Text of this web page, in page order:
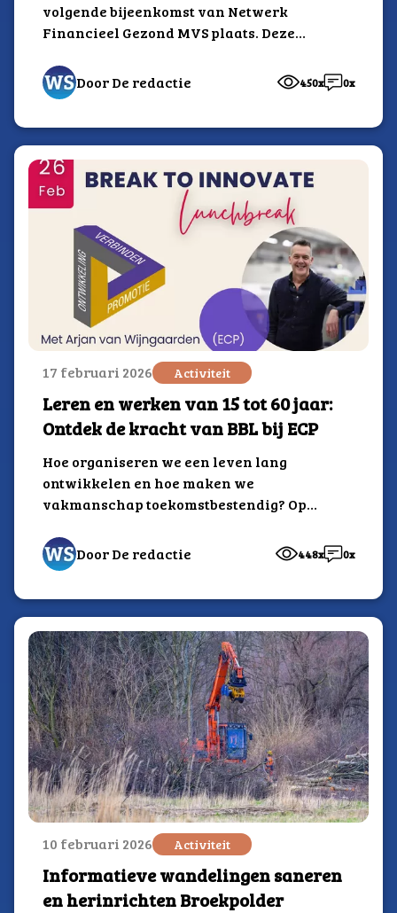
volgende bijeenkomst van Netwerk
Financieel Gezond MVS plaats. Deze
Door De redactie
450x 0x
17 februari 2026 Activiteit
Leren en werken van 15 tot 60 jaar:
Ontdek de kracht van BBL bij ECP
Hoe organiseren we een leven lang
ontwikkelen en hoe maken we
vakmanschap toekomstbestendig? Op
Break to Innovate lunchbreak...
Door De redactie 448x 0x
10 februari 2026 Activiteit
Informatieve wandelingen saneren
en herinrichten Broekpolder